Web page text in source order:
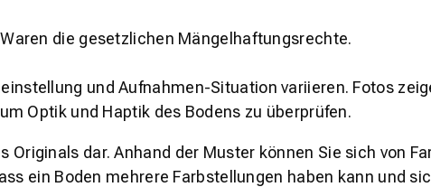
die gesetzlichen Mängelhaftungsrechte.
und Aufnahmen-Situation variieren. Fotos
Optik und Haptik des Bodens zu überprüfen.
Originals dar. Anhand der Muster können Sie sich von
ein Boden mehrere Farbstellungen haben kann und